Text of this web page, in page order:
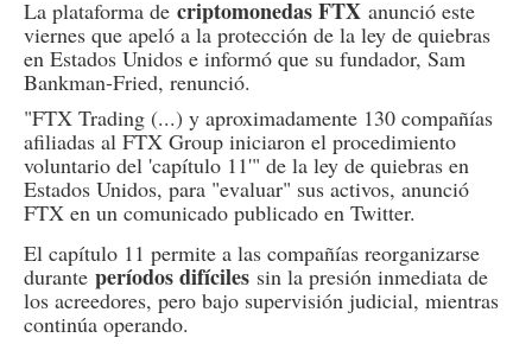
La plataforma de criptomonedas FTX anunció este
viernes que apeló a la protección de la ley de quiebras
en Estados Unidos e informó que su fundador, Sam
Bankman-Fried, renunció.
"FTX Trading (...) y aproximadamente 130 compañías
afiliadas al FTX Group iniciaron el procedimiento
voluntario del 'capítulo 11'" de la ley de quiebras en
Estados Unidos, para "evaluar" sus activos, anunció
FTX en un comunicado publicado en Twitter.
El capítulo 11 permite a las compañías reorganizarse
durante períodos difíciles sin la presión inmediata de
los acreedores, pero bajo supervisión judicial, mientras
continúa operando.